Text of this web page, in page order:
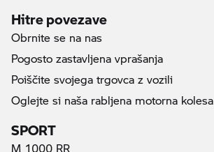
Hitre povezave
Obrnite se na nas
Pogosto zastavljena vprašanja
Poiščite svojega trgovca z vozili
Oglejte si naša rabljena motorna kolesa
SPORT
M 1000 RR